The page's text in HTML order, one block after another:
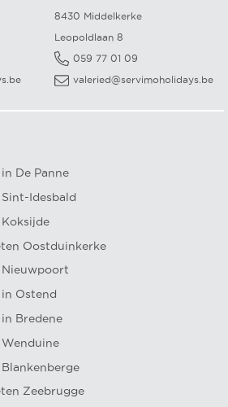
8430 Middelkerke
Leopoldlaan 8
059 77 01 09
valeried@servimoholidays.be
De Panne
Idesbald
Oostduinkerke
Ostend
Bredene
Zeebrugge